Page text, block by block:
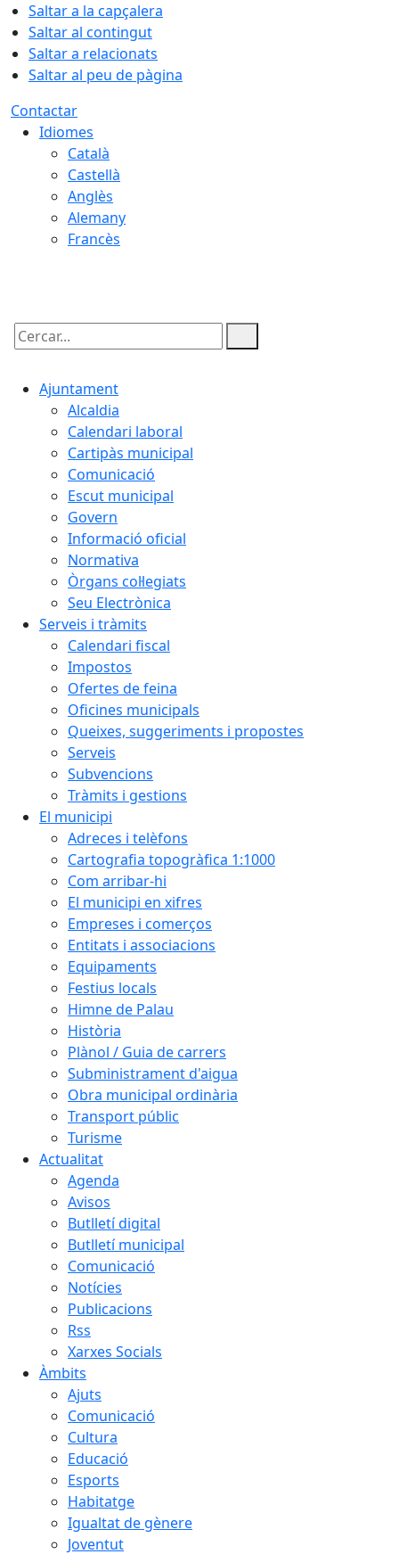
Saltar a la capçalera
Saltar al contingut
Saltar a relacionats
Saltar al peu de pàgina
Contactar
Idiomes
Català
Castellà
Anglès
Alemany
Francès
Cercar:
Ajuntament
Alcaldia
Calendari laboral
Cartipàs municipal
Comunicació
Escut municipal
Govern
Informació oficial
Normativa
Òrgans col·legiats
Seu Electrònica
Serveis i tràmits
Calendari fiscal
Impostos
Ofertes de feina
Oficines municipals
Queixes, suggeriments i propostes
Serveis
Subvencions
Tràmits i gestions
El municipi
Adreces i telèfons
Cartografia topogràfica 1:1000
Com arribar-hi
El municipi en xifres
Empreses i comerços
Entitats i associacions
Equipaments
Festius locals
Himne de Palau
Història
Plànol / Guia de carrers
Subministrament d'aigua
Obra municipal ordinària
Transport públic
Turisme
Actualitat
Agenda
Avisos
Butlletí digital
Butlletí municipal
Comunicació
Notícies
Publicacions
Rss
Xarxes Socials
Àmbits
Ajuts
Comunicació
Cultura
Educació
Esports
Habitatge
Igualtat de gènere
Joventut